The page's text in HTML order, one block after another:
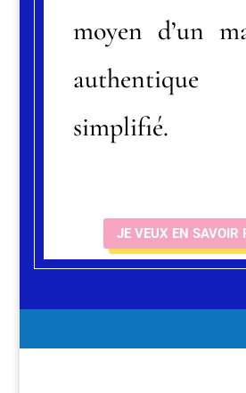
moyen d’un
simplifié.
JE VEUX EN SAVOIR